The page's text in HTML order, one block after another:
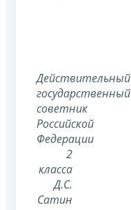
Действительный
государственный
советник
Российской
Федерации
2
класса
Д.С.
Сатин